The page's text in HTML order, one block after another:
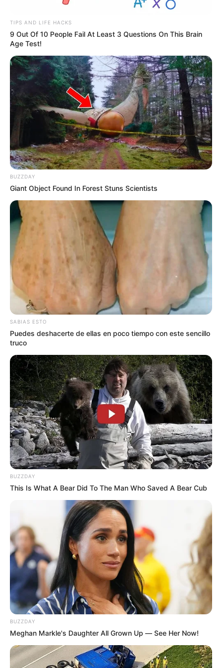
Por:
Alerta Tolima
Mayo 22, 2019
COMPARTIR
Se confirmó que para el miércoles 22 de mayo de 2019 se
llevará a cabo la diligencia judicial ante el Juzgado Sexto
con Función de Control de Garantías, donde el delegado
de la Fiscalía Seccional Tolima imputará nuevos cargos
contra el ex alcalde Luis H. Rodríguez, Carlos Heberto
Ángel ex gerente del IMDRI y Mauricio Campos del Cairo
junto a Leonardo Alexander Valero, ambos contratistas.
La audiencia de imputación de cargos dará inicio a partir
de las 8:30 de la mañana, en el cual cada uno de los
implicados se encuentran recluidos en Coiba Picaleña y
los estrados judiciales para dar la cara ante un nuevo
Nacionales del año 2015.
Le sugerimos leer:Denuncian posible
corrupción ante la Secretaría de Tránsito en
Armero Guayabal
Todo indicaría - al parecer – que, serían imputados por la
adjudicación de la interventoría con respecto a las obras
del estadio Manuel Murillo Toro de Ibagué. No obstante,
de antemano se conoce que, el juez sexto penal
TIPS AND LIFE HACKS
9 Out Of 10 People Fail At Least 3 Questions On This Brain
Age Test!
BUZZDAY
Giant Object Found In Forest Stuns Scientists
SABIAS ESTO
Puedes deshacerte de ellas en poco tiempo con este sencillo
truco
BUZZDAY
This Is What A Bear Did To The Man Who Saved A Bear Cub
BUZZDAY
Meghan Markle's Daughter All Grown Up — See Her Now!